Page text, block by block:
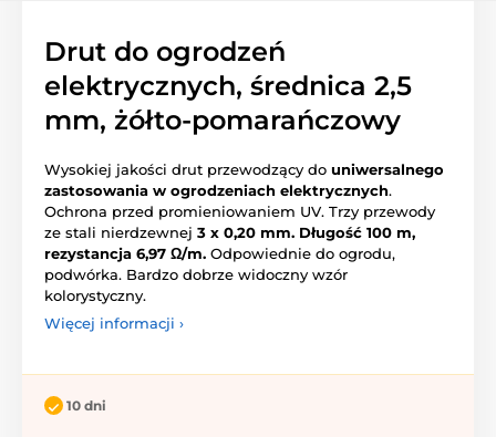
Drut do ogrodzeń
elektrycznych, średnica 2,5
mm, żółto-pomarańczowy
Wysokiej jakości drut przewodzący do uniwersalnego
zastosowania w ogrodzeniach elektrycznych.
Ochrona przed promieniowaniem UV. Trzy przewody
ze stali nierdzewnej 3 x 0,20 mm. Długość 100 m,
rezystancja 6,97 Ω/m. Odpowiednie do ogrodu,
podwórka. Bardzo dobrze widoczny wzór
kolorystyczny.
Więcej informacji ›
10 dni